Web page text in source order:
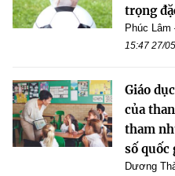
trọng
Phúc Lâm
15:47 27/
Giáo
của
tham
số quốc
Dương